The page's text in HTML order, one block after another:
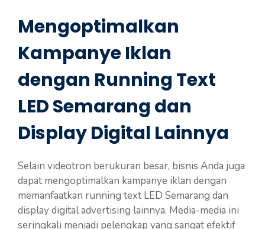
Mengoptimalkan
Kampanye Iklan
dengan Running Text
LED Semarang dan
Display Digital Lainnya
Selain videotron berukuran besar, bisnis Anda juga
dapat mengoptimalkan kampanye iklan dengan
memanfaatkan running text LED Semarang dan
display digital advertising lainnya. Media-media ini
seringkali menjadi pelengkap yang sangat efektif